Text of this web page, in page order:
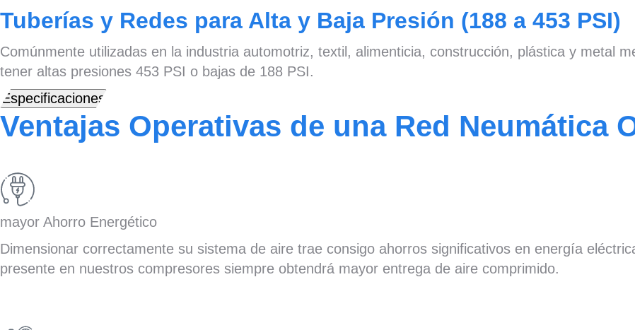
Tuberías y Redes para Alta y Baja Presión (188 a 453 PSI)
Comúnmente utilizadas en la industria automotriz, textil, alimenticia, construcción, plástica y metal
tener altas presiones 453 PSI o bajas de 188 PSI.
Especificaciones
Ventajas Operativas de una Red Neumática
mayor Ahorro Energético
Dimensionar correctamente su sistema de aire trae consigo ahorros significativos en energía
presente en nuestros compresores siempre obtendrá mayor entrega de aire comprimido.